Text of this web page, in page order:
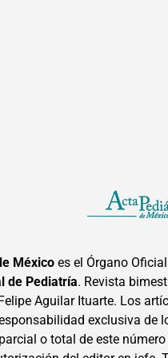
México es el Órgano
de Pediatría. Revista
Aguilar Ituarte. Los
exclusiva de
o total de este